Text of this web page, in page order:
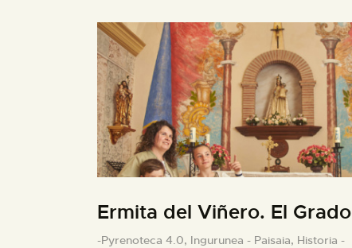
Ermita del Viñero. El Grado
-Pyrenoteca 4.0, Ingurunea - Paisaia, Historia -